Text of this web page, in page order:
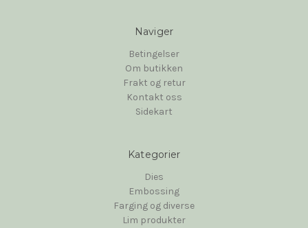
Naviger
Betingelser
Om butikken
Frakt og retur
Kontakt oss
Sidekart
Kategorier
Dies
Embossing
Farging og diverse
Lim produkter